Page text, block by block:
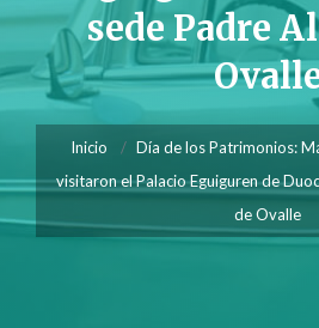
sede Padre
Inicio
Día de los Patrimonios:
visitaron el Palacio Eguiguren de
de Ovalle